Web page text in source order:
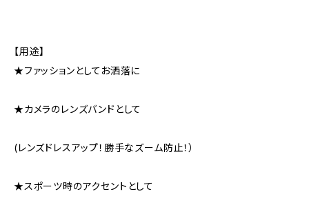
【用途】
★ファッションとしてお洒落に
★カメラのレンズバンドとして
(レンズドレスアップ！勝手なズーム防止！）
★スポーツ時のアクセントとして